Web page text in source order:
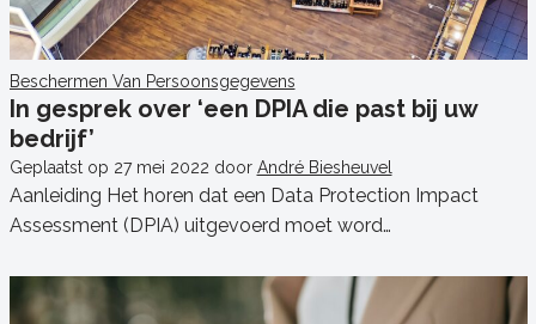
Beschermen Van Persoonsgegevens
In gesprek over ‘een DPIA die past bij uw
bedrijf’
Geplaatst op 27 mei 2022 door André Biesheuvel
Aanleiding Het horen dat een Data Protection Impact
Assessment (DPIA) uitgevoerd moet word…